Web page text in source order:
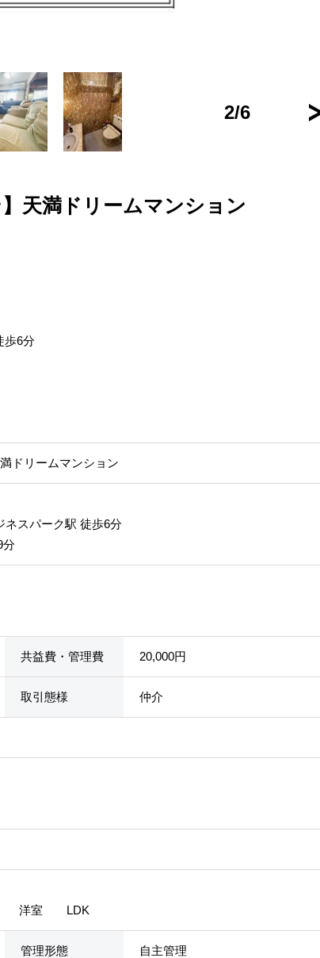
2/6
】天満ドリームマンション
歩6分
ドリームマンション
ネスパーク駅 徒歩6分
分
共益費・管理費 20,000円
取引態様 仲介
洋室 LDK
管理形態 自主管理